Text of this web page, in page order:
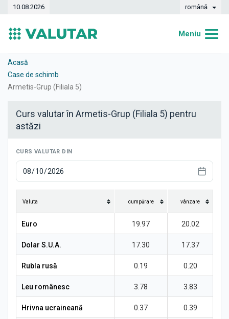
10.08.2026 română
Meniu
Valute
Acasă
Case de schimb
Armetis-Grup (Filiala 5)
Curs valutar în Armetis-Grup (Filiala 5) pentru
astăzi
CURS VALUTAR DIN
Valuta cumpărare vânzare
Euro 19.97 20.02
Dolar S.U.A. 17.30 17.37
Rubla rusă 0.19 0.20
Leu românesc 3.78 3.83
Hrivna ucraineană 0.37 0.39